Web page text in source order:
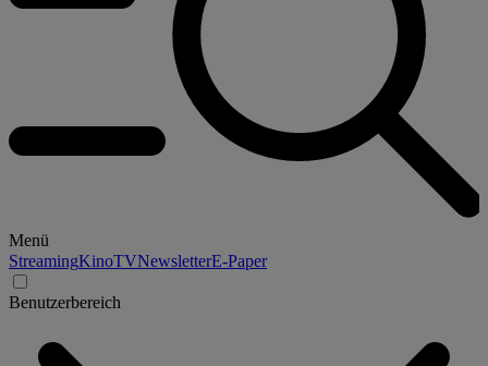
Menü
StreamingKinoTVNewsletterE-Paper
Benutzerbereich